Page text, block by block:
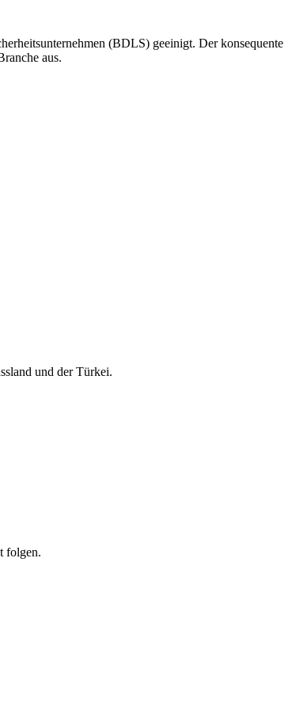
(BDLS) geeinigt. Der konsequente
aus.
und der Türkei.
folgen.